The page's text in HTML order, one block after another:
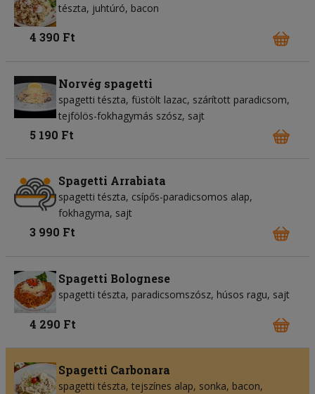
tészta juhtúró bacon
4 390 Ft
Norvég spagetti
spagetti tészta füstölt lazac szárított paradicsom
tejfölös-fokhagymás szósz sajt
5 190 Ft
Spagetti Arrabiata
spagetti tészta csípős-paradicsomos alap
fokhagyma sajt
3 990 Ft
Spagetti Bolognese
spagetti tészta paradicsomszósz húsos ragu sajt
4 290 Ft
Spagetti Carbonara
spagetti tészta tejszínes alap sonka bacon